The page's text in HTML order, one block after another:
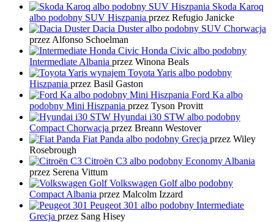
Skoda Karoq
albo podobny SUV Hiszpania przez Refugio Janicke
Dacia Duster albo podobny SUV Chorwacja
przez Alfonso Schoelman
Honda Civic albo podobny
Intermediate Albania przez Winona Beals
Toyota Yaris albo podobny
Hiszpania przez Basil Gaston
Ford Ka albo
podobny Mini Hiszpania przez Tyson Provitt
Hyundai i30 STW albo podobny
Compact Chorwacja przez Breann Westover
Fiat Panda albo podobny Grecja przez Wiley
Rosebrough
Citroën C3 albo podobny Economy Albania
przez Serena Vittum
Volkswagen Golf albo podobny
Compact Albania przez Malcolm Izzard
Peugeot 301 albo podobny Intermediate
Grecja przez Sang Hisey